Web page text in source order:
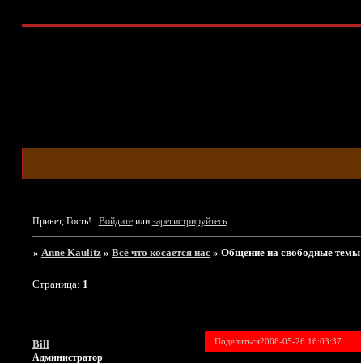
Привет, Гость! Войдитеили зарегистрируйтесь.
» Anne Kaulitz » Всё что косается нас » Общение на свободные темы
Страница: 1
Поделиться2008-05-26 16:03:37
Bill
Администратор